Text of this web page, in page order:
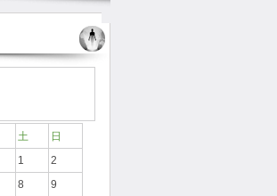
土
日
1
2
8
9